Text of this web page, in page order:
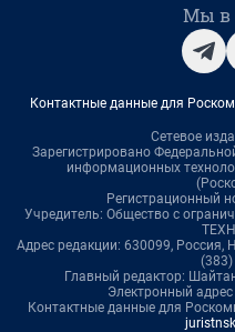
Мы в
Контактные данные для
Сетевое
Зарегистрировано
информационных
Регистрационный
Учредитель: Общество с
Адрес редакции: 630099, Россия,
(383)
Главный редактор:
Электронный адрес
Контактные данные для